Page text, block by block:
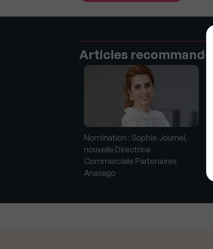
Articles recommandés
Nomination : Sophie Journel,
nouvelle Directrice
Commerciale Partenaires
Anaxago